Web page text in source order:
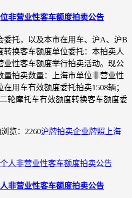
非营业性客车额度拍卖公告
委托，以及本市在用车、沪A、沪B
转换客车额度单位委托：本拍卖人
业性客车额度举行拍卖活动。现公
量拍卖数量：上海市单位非营业性
用车有效额度委托拍卖1508辆；
轮摩托车有效额度转换客车额度委
浏览：2260沪牌拍卖企业牌照 上海
非营业性客车额度拍卖公告